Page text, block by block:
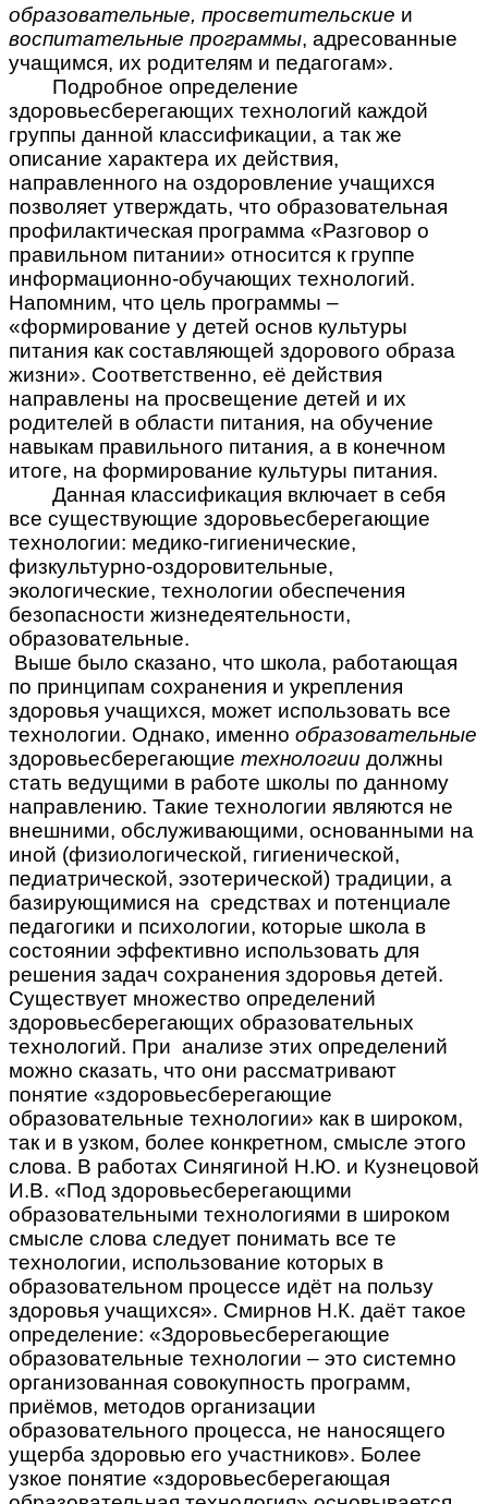
образовательные, просветительские и
воспитательные программы, адресованные
учащимся, их родителям и педагогам».
Подробное определение
здоровьесберегающих технологий каждой
группы данной классификации, а так же
описание характера их действия,
направленного на оздоровление учащихся
позволяет утверждать, что образовательная
профилактическая программа «Разговор о
правильном питании» относится к группе
информационно-обучающих технологий.
Напомним, что цель программы –
«формирование у детей основ культуры
питания как составляющей здорового образа
жизни». Соответственно, её действия
направлены на просвещение детей и их
родителей в области питания, на обучение
навыкам правильного питания, а в конечном
итоге, на формирование культуры питания.
Данная классификация включает в себя
все существующие здоровьесберегающие
технологии: медико-гигиенические,
физкультурно-оздоровительные,
экологические, технологии обеспечения
безопасности жизнедеятельности,
образовательные.
Выше было сказано, что школа, работающая
по принципам сохранения и укрепления
здоровья учащихся, может использовать все
технологии. Однако, именно образовательные
здоровьесберегающие технологии должны
стать ведущими в работе школы по данному
направлению. Такие технологии являются не
внешними, обслуживающими, основанными на
иной (физиологической, гигиенической,
педиатрической, эзотерической) традиции, а
базирующимися на средствах и потенциале
педагогики и психологии, которые школа в
состоянии эффективно использовать для
решения задач сохранения здоровья детей.
Существует множество определений
здоровьесберегающих образовательных
технологий. При анализе этих определений
можно сказать, что они рассматривают
понятие «здоровьесберегающие
образовательные технологии» как в широком,
так и в узком, более конкретном, смысле этого
слова. В работах Синягиной Н.Ю. и Кузнецовой
И.В. «Под здоровьесберегающими
образовательными технологиями в широком
смысле слова следует понимать все те
технологии, использование которых в
образовательном процессе идёт на пользу
здоровья учащихся». Смирнов Н.К. даёт такое
определение: «Здоровьесберегающие
образовательные технологии – это системно
организованная совокупность программ,
приёмов, методов организации
образовательного процесса, не наносящего
ущерба здоровью его участников». Более
узкое понятие «здоровьесберегающая